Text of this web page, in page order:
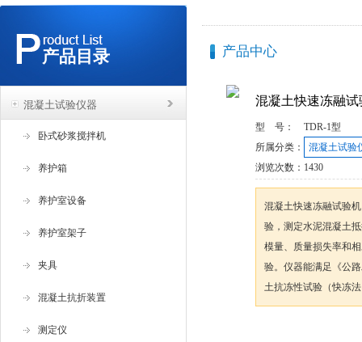
产品目录
混凝土试验仪器
卧式砂浆搅拌机
养护箱
养护室设备
养护室架子
夹具
混凝土抗折装置
测定仪
产品中心
混凝土快速冻融
型 号：
TDR-1型
所属分类：
混凝土试验
浏览次数： 1430
混凝土快速冻融试验
验，测定水泥混凝土
模量、质量损失率和
验。仪器能满足《公
土抗冻性试验（快冻